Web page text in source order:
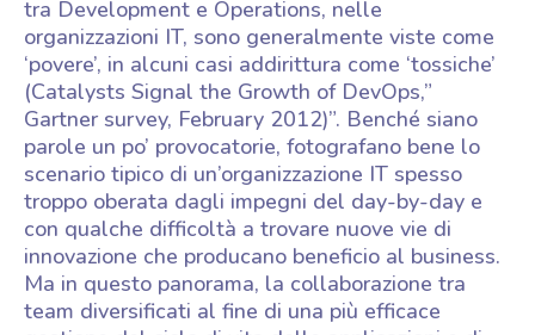
tra Development e Operations, nelle
organizzazioni IT, sono generalmente viste come
‘povere’, in alcuni casi addirittura come ‘tossiche’
(Catalysts Signal the Growth of DevOps,”
Gartner survey, February 2012)”. Benché siano
parole un po’ provocatorie, fotografano bene lo
scenario tipico di un’organizzazione IT spesso
troppo oberata dagli impegni del day-by-day e
con qualche difficoltà a trovare nuove vie di
innovazione che producano beneficio al business.
Ma in questo panorama, la collaborazione tra
team diversificati al fine di una più efficace